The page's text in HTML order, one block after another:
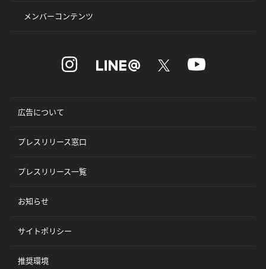
メンバーコンテンツ
広告について
プレスリリース窓口
プレスリリース一覧
お知らせ
サイトポリシー
推奨環境